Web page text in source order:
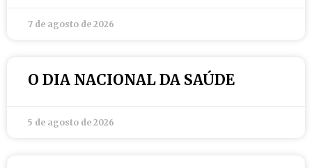
7 de agosto de 2026
O DIA NACIONAL DA SAÚDE
5 de agosto de 2026